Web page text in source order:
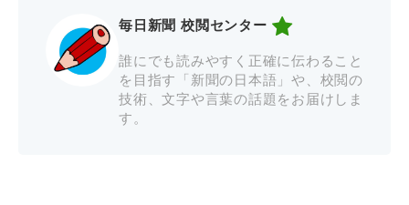
毎日新聞 校閲センター
誰にでも読みやすく正確に伝わること
を目指す「新聞の日本語」や、校閲の
技術、文字や言葉の話題をお届けしま
す。